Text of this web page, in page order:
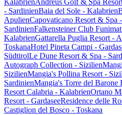
KalabrienAndreus Golf & Spa
- SardinienBaia del Sole - Kalabrien
ApulienCapovaticano Resort & Spa
SardinienFalkensteiner Club
KalabrienGattarella Puglia Resort -
ToskanaHotel Pineta Campi -
SüdtirolLe Dune Resort & Spa -
Autograph Collection - Sizilien
SizilienMangia's Pollina Resort -
SardinienMangia's Torre del Barone
Resort Calabria - KalabrienOrtano
Resort - GardaseeResidence delle
Castiglion del Bosco - Toskana